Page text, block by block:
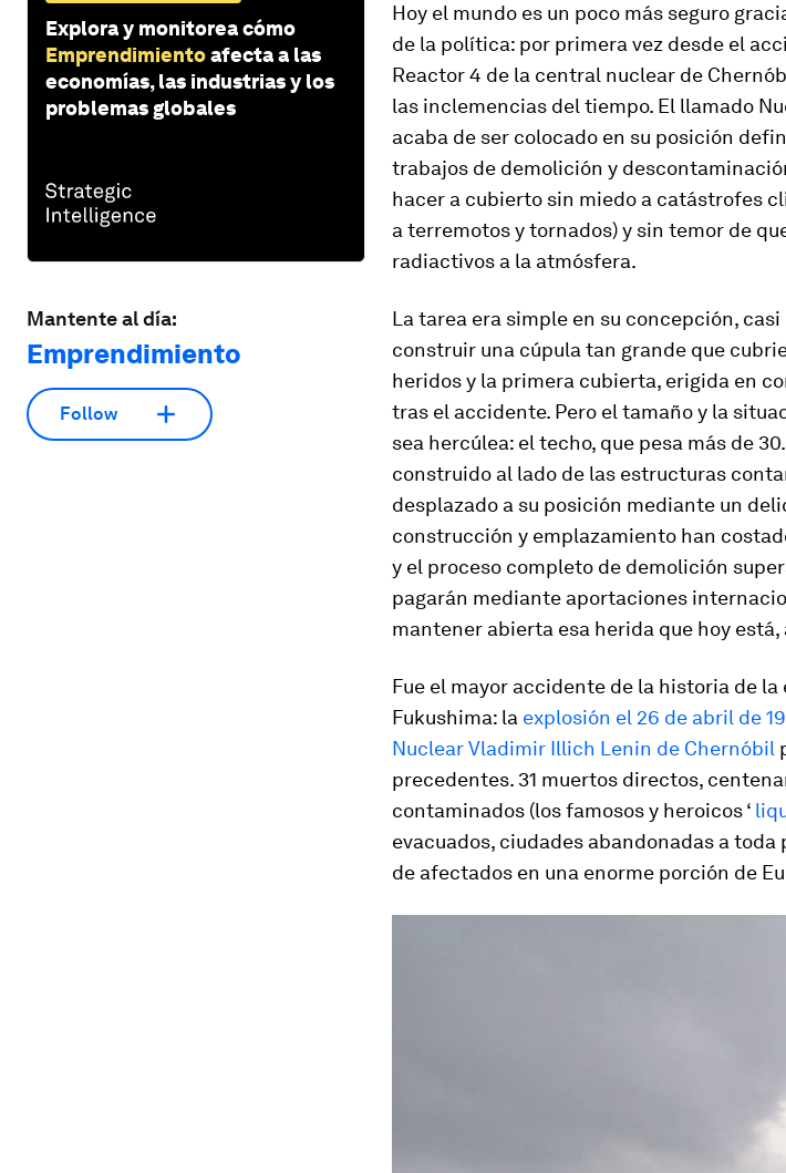
Explora y monitorea cómo
Emprendimientoafecta a las
economías, las industrias y los
problemas globales
Mantente al día:
Emprendimiento
Follow
Hoy el mundo es un poco más seguro
de la política: por primera vez desde el
Reactor 4 de la central nuclear de
las inclemencias del tiempo. El llamado
acaba de ser colocado en su posición
trabajos de demolición y
hacer a cubierto sin miedo a catástrofes
a terremotos y tornados) y sin temor de
radiactivos a la atmósfera.
La tarea era simple en su concepción,
construir una cúpula tan grande que
heridos y la primera cubierta, erigida en
tras el accidente. Pero el tamaño y la
sea hercúlea: el techo, que pesa más de
construido al lado de las estructuras
desplazado a su posición mediante un
construcción y emplazamiento han
y el proceso completo de demolición
pagarán mediante aportaciones
mantener abierta esa herida que hoy
Fue el mayor accidente de la historia de
Fukushima: la explosión el 26 de abril de
Nuclear Vladimir Illich Lenin de Chernóbil
precedentes. 31 muertos directos,
contaminados (los famosos y heroicos ‘
evacuados, ciudades abandonadas a
de afectados en una enorme porción de